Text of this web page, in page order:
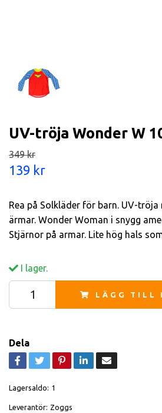
UV-tröja Wonder W
349 kr
139 kr
Rea på Solkläder för barn. UV-tröja
ärmar. Wonder Woman i snygg
Stjärnor på armar. Lite hög hals
I lager.
LÄGG TILL
Dela
Lagersaldo: 1
Leverantör: Zoggs